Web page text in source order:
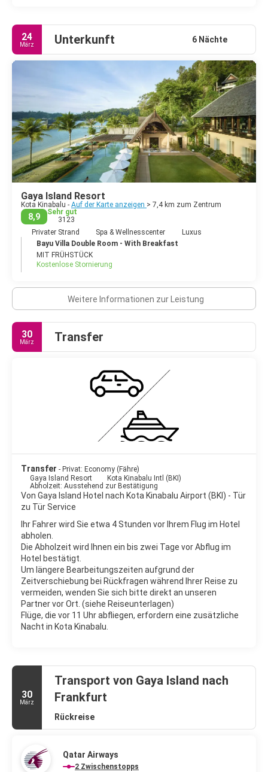
24
März Unterkunft 6 Nächte
Gaya Island Resort
Kota Kinabalu - Auf der Karte anzeigen > 7,4 km zum Zentrum
8,9
Sehr gut
3123
Privater Strand
Spa & Wellnesscenter
Luxus
Bayu Villa Double Room - With Breakfast
MIT FRÜHSTÜCK
Kostenlose Stornierung
Weitere Informationen zur Leistung
30
März Transfer
Transfer - Privat: Economy (Fähre)
Gaya Island Resort
Kota Kinabalu Intl (BKI)
Abholzeit: Ausstehend zur Bestätigung
Von Gaya Island Hotel nach Kota Kinabalu Airport (BKI) - Tür
zu Tür Service
Ihr Fahrer wird Sie etwa 4 Stunden vor Ihrem Flug im Hotel
abholen.
Die Abholzeit wird Ihnen ein bis zwei Tage vor Abflug im
Hotel bestätigt.
Um längere Bearbeitungszeiten aufgrund der
Zeitverschiebung bei Rückfragen während Ihrer Reise zu
vermeiden, wenden Sie sich bitte direkt an unseren
Partner vor Ort. (siehe Reiseunterlagen)
Flüge, die vor 11 Uhr abfliegen, erfordern eine zusätzliche
Nacht in Kota Kinabalu.
30
März
Transport von Gaya Island nach
Frankfurt
Rückreise
Qatar Airways
2 Zwischenstopps